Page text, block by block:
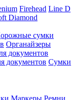
Firehead Line D
Diamond
сумки
Органайзеры
документов
документов Сумки
Маркеры Ремни